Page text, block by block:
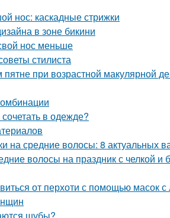
нос: каскадные стрижки
в зоне бикини
нос меньше
стилиста
при возрастной макулярной
в одежде?
на средние волосы: 8 актуальных
волосы на праздник с челкой и
от перхоти с помощью масок